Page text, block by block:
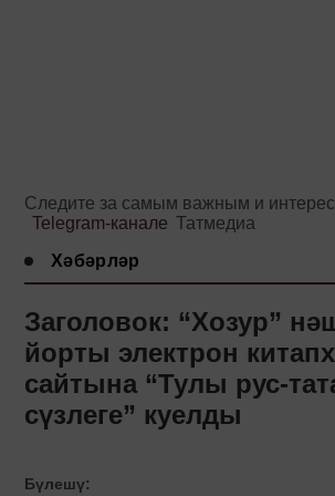
Следите за самым важным и
Telegram-канале Татмедиа
Хәбәрләр
Заголовок: “Хозур”
йорты электрон
сайтына “Тулы рус-
сүзлеге” куелды
Бүлешү: